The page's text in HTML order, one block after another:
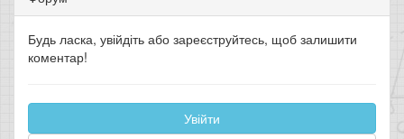
Будь ласка, увійдіть або зареєструйтесь, щоб залишити
коментар!
Увійти